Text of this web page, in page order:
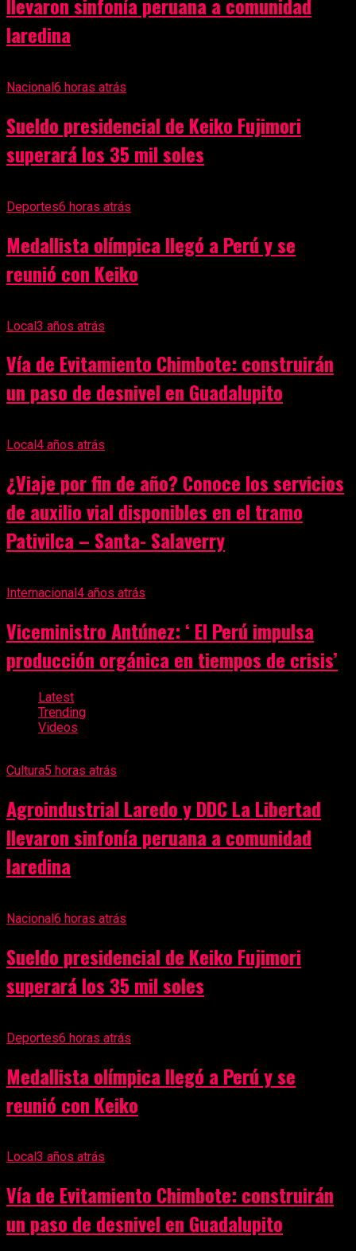
laredina
Nacional6 horas atrás
Sueldo presidencial de Keiko Fujimori
superará los 35 mil soles
Deportes6 horas atrás
Medallista olímpica llegó a Perú y se
reunió con Keiko
Local3 años atrás
Vía de Evitamiento Chimbote: construirán
un paso de desnivel en Guadalupito
Local 4 años atrás
¿Viaje por fin de año? Conoce los servicios
de auxilio vial disponibles en el tramo
Pativilca – Santa- Salaverry
Internacional 4 años atrás
Viceministro Antúnez: ‘ El Perú impulsa
producción orgánica en tiempos de crisis’
Latest
Trending
Videos
Cultura5 horas atrás
Agroindustrial Laredo y DDC La Libertad
llevaron sinfonía peruana a comunidad
laredina
Nacional6 horas atrás
Sueldo presidencial de Keiko Fujimori
superará los 35 mil soles
Deportes6 horas atrás
Medallista olímpica llegó a Perú y se
reunió con Keiko
Local 3 años atrás
Vía de Evitamiento Chimbote: construirán
un paso de desnivel en Guadalupito